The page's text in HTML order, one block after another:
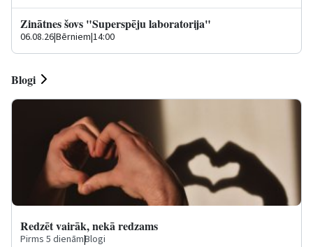
Zinātnes šovs "Superspēju laboratorija"
06.08.26|Bērniem|14:00
Blogi
Redzēt vairāk, nekā redzams
Pirms 5 dienām|Blogi